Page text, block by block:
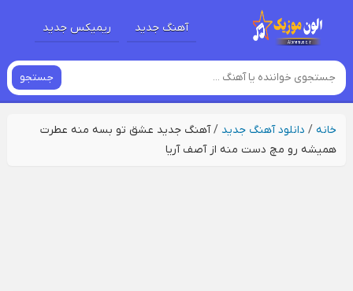
آهنگ جدید ریمیکس جدید
جستجو
خانه/ دانلود آهنگ جدید /آهنگ جدید عشق تو بسه منه عطرت
همیشه رو مچ دست منه از آصف آریا